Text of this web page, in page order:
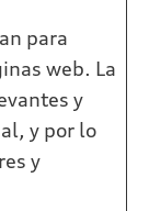
para
web. La
y
y por lo
y